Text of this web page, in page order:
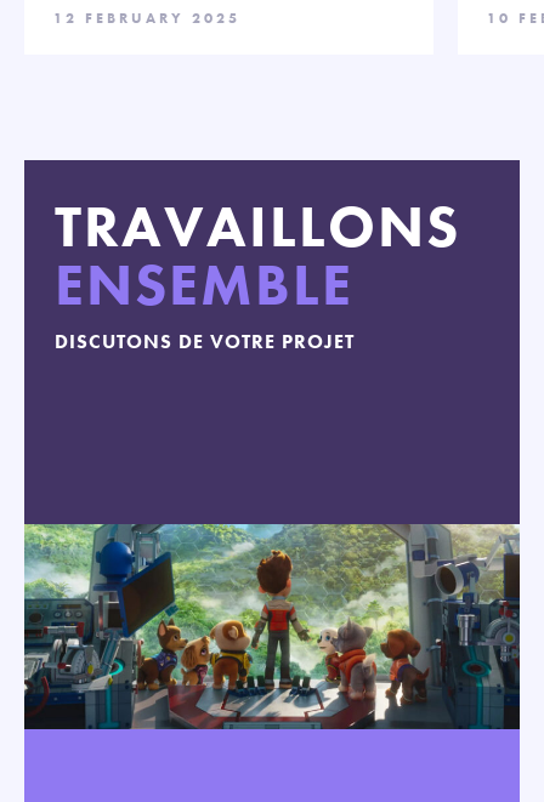
12 FEBRUARY 2025 10
TRAVAILLONS
ENSEMBLE
DISCUTONS DE VOTRE PROJET